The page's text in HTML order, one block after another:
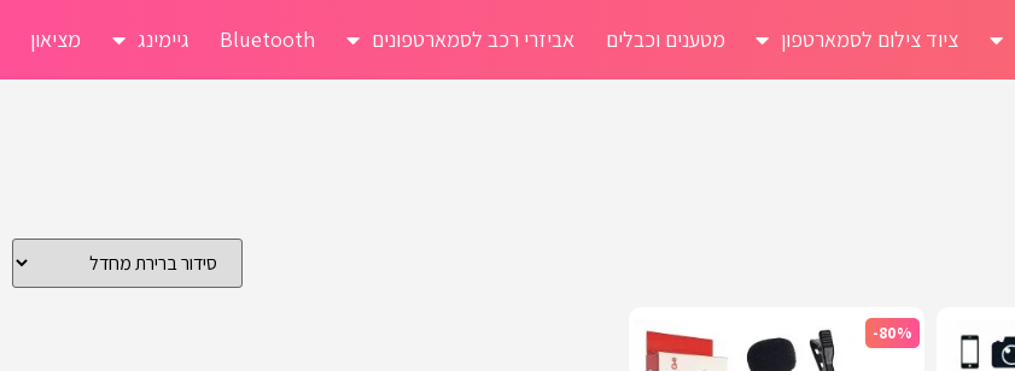
ציוד צילום לסמארטפון מטענים וכבלים אביזרי רכב לסמארטפונים Bluetooth גיימינג מציאון
-80%